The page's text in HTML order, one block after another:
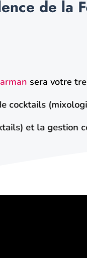
de la
sera votre
cocktails
et la gestion